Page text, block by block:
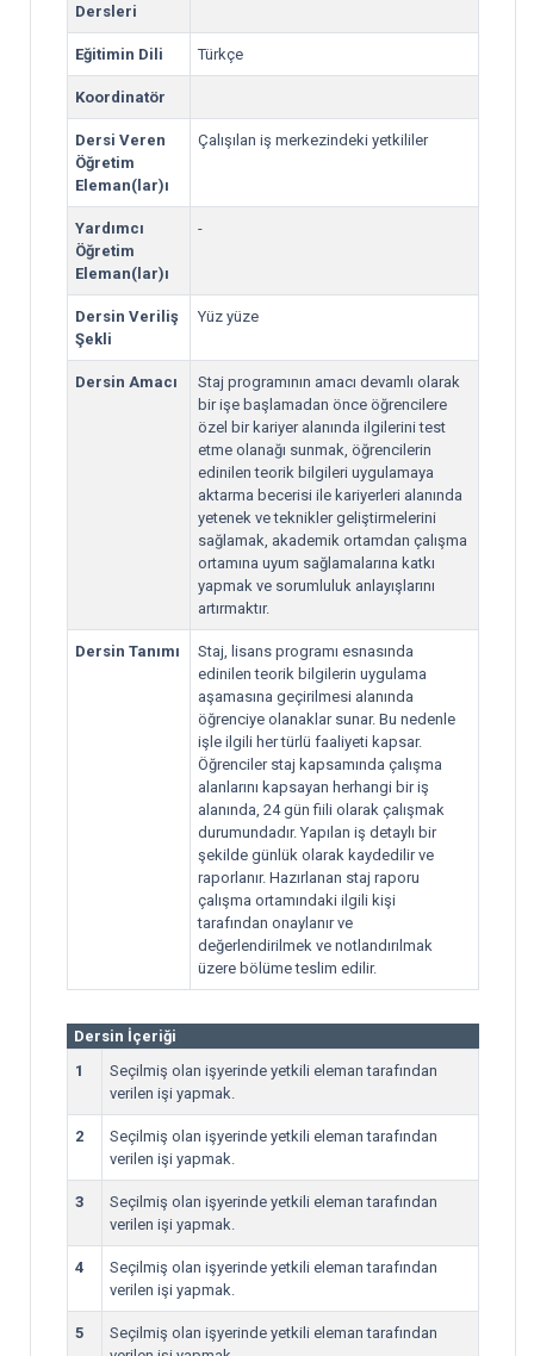
Dersleri
Eğitimin Dili Türkçe
Koordinatör
Dersi Veren
Öğretim
Eleman(lar)ı
Çalışılan iş merkezindeki yetkililer
Yardımcı
Öğretim
Eleman(lar)ı
-
Dersin Veriliş
Şekli
Yüz yüze
Dersin Amacı
Staj programının amacı devamlı olarak
bir işe başlamadan önce öğrencilere
özel bir kariyer alanında ilgilerini test
etme olanağı sunmak, öğrencilerin
edinilen teorik bilgileri uygulamaya
aktarma becerisi ile kariyerleri alanında
yetenek ve teknikler geliştirmelerini
sağlamak, akademik ortamdan çalışma
ortamına uyum sağlamalarına katkı
yapmak ve sorumluluk anlayışlarını
artırmaktır.
Dersin Tanımı
Staj, lisans programı esnasında
edinilen teorik bilgilerin uygulama
aşamasına geçirilmesi alanında
öğrenciye olanaklar sunar. Bu nedenle
işle ilgili her türlü faaliyeti kapsar.
Öğrenciler staj kapsamında çalışma
alanlarını kapsayan herhangi bir iş
alanında, 24 gün fiili olarak çalışmak
durumundadır. Yapılan iş detaylı bir
şekilde günlük olarak kaydedilir ve
raporlanır. Hazırlanan staj raporu
çalışma ortamındaki ilgili kişi
tarafından onaylanır ve
değerlendirilmek ve notlandırılmak
üzere bölüme teslim edilir.
Dersin İçeriği
1
Seçilmiş olan işyerinde yetkili eleman tarafından
verilen işi yapmak.
2
Seçilmiş olan işyerinde yetkili eleman tarafından
verilen işi yapmak.
3
Seçilmiş olan işyerinde yetkili eleman tarafından
verilen işi yapmak.
4
Seçilmiş olan işyerinde yetkili eleman tarafından
verilen işi yapmak.
5
Seçilmiş olan işyerinde yetkili eleman tarafından